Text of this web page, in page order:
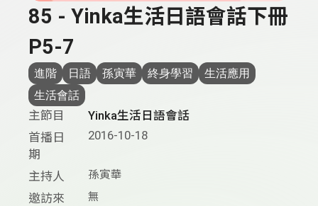
85 - Yinka生活日語會話下冊
P5-7
進階 日語 孫寅華 終身學習
生活應用
生活會話
主節目
Yinka生活日語會話
首播日
期
2016-10-18
主持人 孫寅華
邀訪來
無